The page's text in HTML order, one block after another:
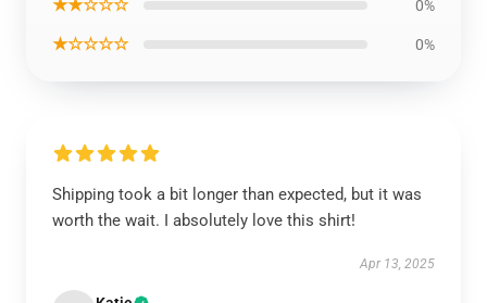
★★☆☆☆ 0%
★☆☆☆☆ 0%
Shipping took a bit longer than expected, but it was
worth the wait. I absolutely love this shirt!
Apr 13, 2025